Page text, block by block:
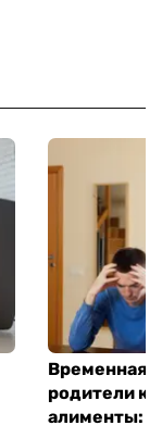
Временная
родители
алименты: